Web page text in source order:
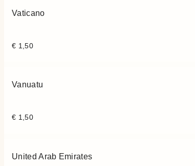
Vaticano
€ 1,50
Vanuatu
€ 1,50
United Arab Emirates